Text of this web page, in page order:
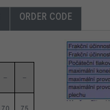
ORDER CODE
– –